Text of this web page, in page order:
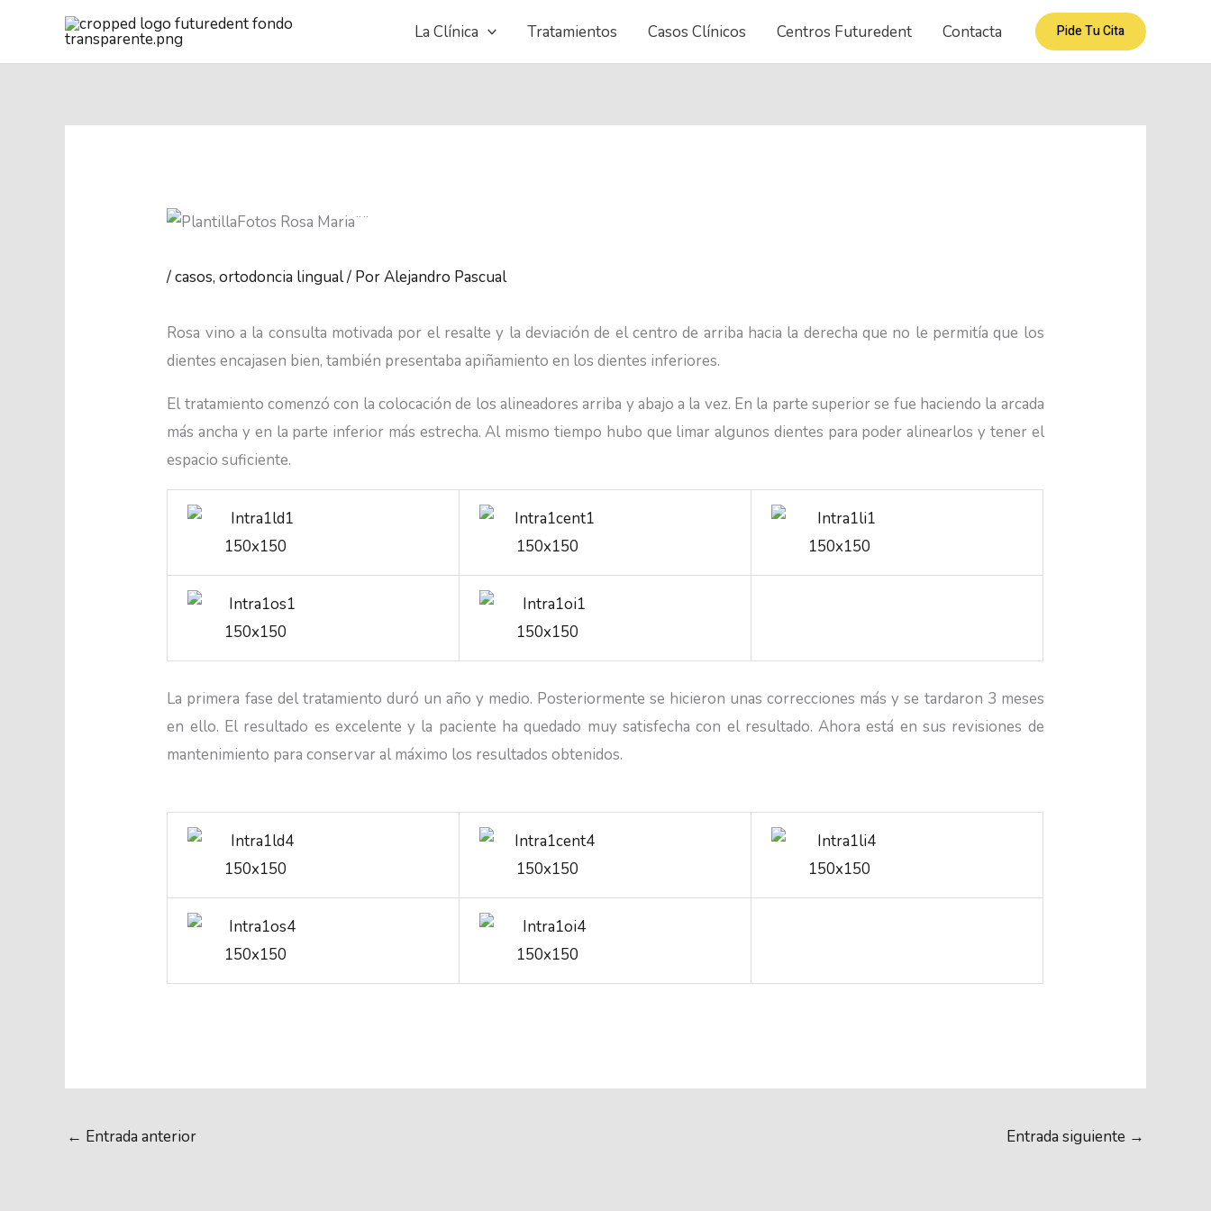
contenido
La Clínica Tratamientos Casos Clínicos Centros Futuredent Contacta Pide Tu Cita
/casos,ortodoncia lingual/ PorAlejandro Pascual
Rosa vino a la consulta motivada por el resalte y la deviación de el centro de arriba hacia la derecha que no le permitía que los
dientes encajasen bien, también presentaba apiñamiento en los dientes inferiores.
El tratamiento comenzó con la colocación de los alineadores arriba y abajo a la vez. En la parte superior se fue haciendo la arcada
más ancha y en la parte inferior más estrecha. Al mismo tiempo hubo que limar algunos dientes para poder alinearlos y tener el
espacio suficiente.
La primera fase del tratamiento duró un año y medio. Posteriormente se hicieron unas correcciones más y se tardaron 3 meses
en ello. El resultado es excelente y la paciente ha quedado muy satisfecha con el resultado. Ahora está en sus revisiones de
mantenimiento para conservar al máximo los resultados obtenidos.
← Entrada anterior Entrada siguiente →